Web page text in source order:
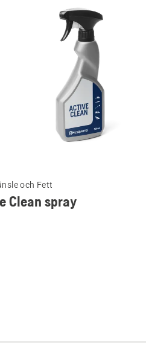
och Fett
Clean spray